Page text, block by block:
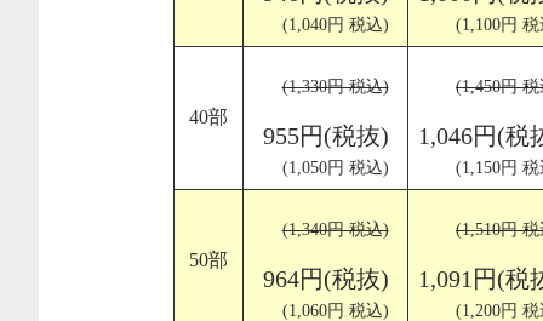
(1,040円 税込) (1,100円
40部
(1,330円 税込)
955円(税抜)
(1,050円 税込)
(1,450円
1,046円(税
(1,150円
50部
(1,340円 税込)
964円(税抜)
(1,060円 税込)
(1,510円
1,091円(税
(1,200円